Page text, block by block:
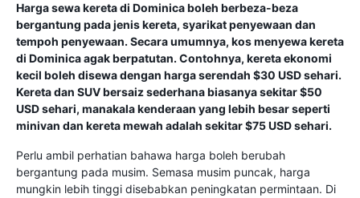
Harga sewa kereta di Dominica boleh berbeza-beza
bergantung pada jenis kereta, syarikat penyewaan dan
tempoh penyewaan. Secara umumnya, kos menyewa kereta
di Dominica agak berpatutan. Contohnya, kereta ekonomi
kecil boleh disewa dengan harga serendah $30 USD sehari.
Kereta dan SUV bersaiz sederhana biasanya sekitar $50
USD sehari, manakala kenderaan yang lebih besar seperti
minivan dan kereta mewah adalah sekitar $75 USD sehari.
Perlu ambil perhatian bahawa harga boleh berubah
bergantung pada musim. Semasa musim puncak, harga
mungkin lebih tinggi disebabkan peningkatan permintaan. Di